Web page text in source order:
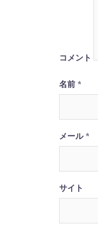
シ
ョ
ン
コメント
名前 *
メール *
サイト